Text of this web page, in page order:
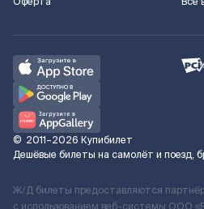
© 2011–2026 Купибилет
Дешёвые билеты на самолёт и поезд,
Ж/Д билеты предоставляются